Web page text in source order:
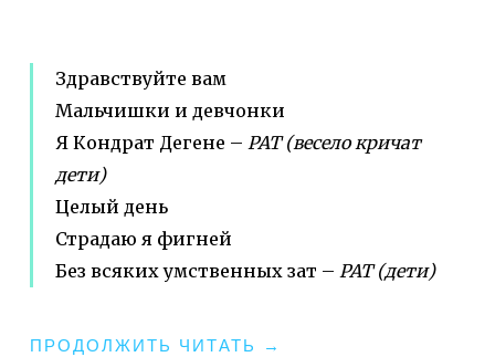
Здравствуйте вам
Мальчишки и девчонки
Я Кондрат Дегене – РАТ (весело кричат
дети)
Целый день
Страдаю я фигней
Без всяких умственных зат – РАТ (дети)
ПРОДОЛЖИТЬ ЧИТАТЬ
"ЮВАЛЬ
→